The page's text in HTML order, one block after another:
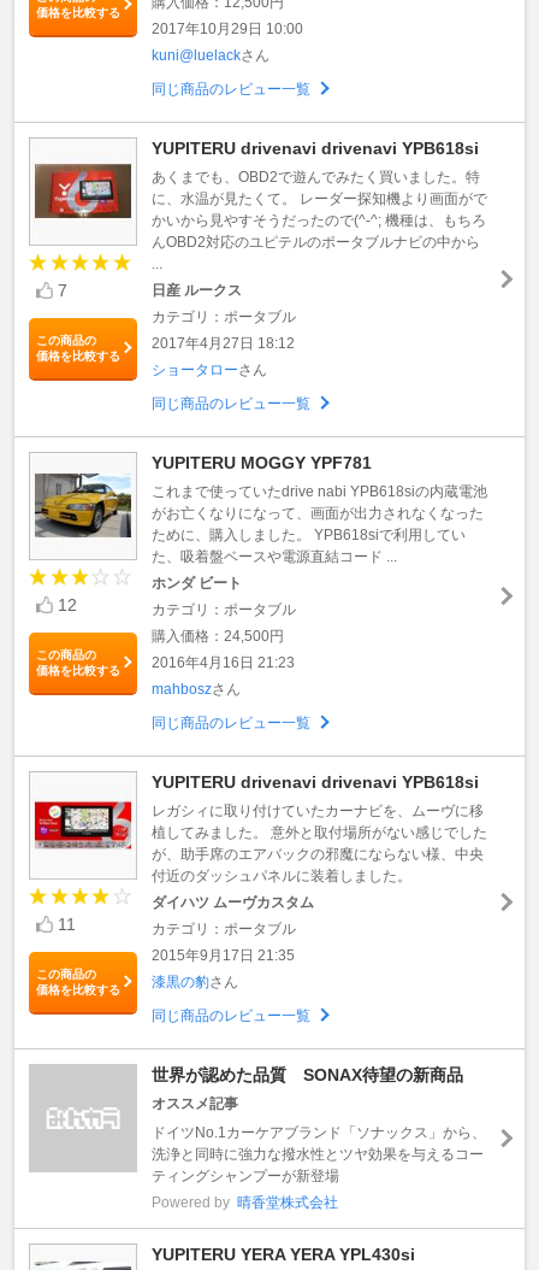
価格を比較する
2017年10月29日 10:00
kuni@luelackさん
同じ商品のレビュー一覧
7
この商品の
価格を比較する
YUPITERU drivenavi drivenavi YPB618si
あくまでも、OBD2で遊んでみたく買いました。特
に、水温が見たくて。 レーダー探知機より画面がで
かいから見やすそうだったので(^-^; 機種は、もちろ
んOBD2対応のユピテルのポータブルナビの中から
日産 ルークス
カテゴリ：ポータブル
2017年4月27日 18:12
ショータローさん
同じ商品のレビュー一覧
12
この商品の
価格を比較する
YUPITERU MOGGY YPF781
これまで使っていたdrive nabi YPB618siの内蔵電池
がお亡くなりになって、画面が出力されなくなった
ために、購入しました。 YPB618siで利用してい
た、吸着盤ベースや電源直結コード ...
ホンダ ビート
カテゴリ：ポータブル
購入価格：24,500円
2016年4月16日 21:23
mahboszさん
同じ商品のレビュー一覧
11
この商品の
価格を比較する
YUPITERU drivenavi drivenavi YPB618si
レガシィに取り付けていたカーナビを、ムーヴに移
植してみました。 意外と取付場所がない感じでした
が、助手席のエアバックの邪魔にならない様、中央
付近のダッシュパネルに装着しました。
ダイハツ ムーヴカスタム
カテゴリ：ポータブル
2015年9月17日 21:35
漆黒の豹さん
同じ商品のレビュー一覧
世界が認めた品質 SONAX待望の新商品
オススメ記事
ドイツNo.1カーケアブランド「ソナックス」から、
洗浄と同時に強力な撥水性とツヤ効果を与えるコー
ティングシャンプーが新登場
Powered by 晴香堂株式会社
YUPITERU YERA YERA YPL430si